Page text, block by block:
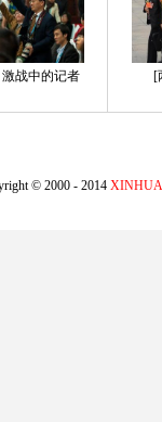
激战中的记者 [
© 2000 - 2014